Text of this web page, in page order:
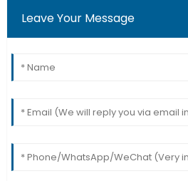
Leave Your Message